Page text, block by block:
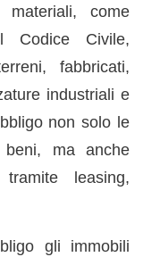
materiali, come
Codice Civile,
fabbricati,
industriali e
non solo le
ma anche
leasing,
gli immobili